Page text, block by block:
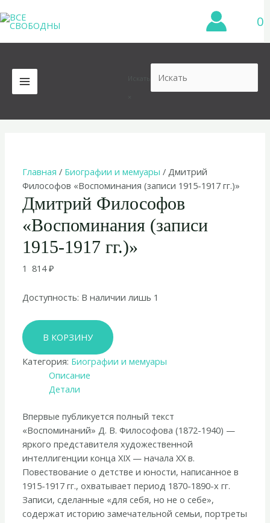
к
содержимому
0
MAIN
MENU
Главная / Биографии и мемуары / Дмитрий
Философов «Воспоминания (записи 1915-1917 гг.)»
Дмитрий Философов
«Воспоминания (записи
1915-1917 гг.)»
1 814₽
Доступность: В наличии лишь 1
Количество
товара
Дмитрий
Философов
«Воспоминания
(записи
1917
гг.)»
В КОРЗИНУ
Категория: Биографии и мемуары
Описание
Детали
Впервые публикуется полный текст
«Воспоминаний» Д. В. Философова (1872-1940) —
яркого представителя художественной
интеллигенции конца XIX — начала XX в.
Повествование о детстве и юности, написанное в
1915-1917 гг., охватывает период 1870-1890-х гг.
Записи, сделанные «для себя, но не о себе»,
содержат историю замечательной семьи, портреты